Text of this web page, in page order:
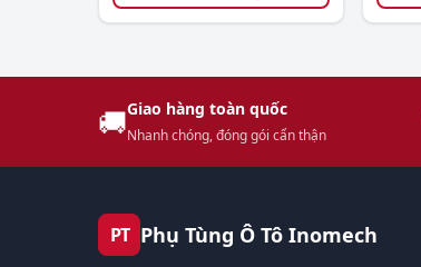
🚚Giao hàng toàn quốc
Nhanh chóng, đóng gói cẩn thận
PT Phụ Tùng Ô Tô Inomech